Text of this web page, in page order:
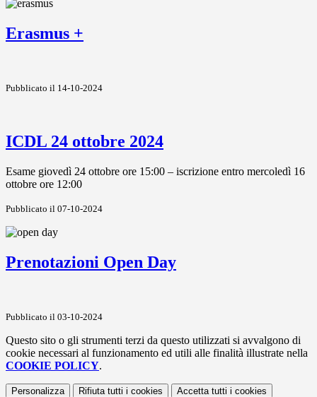
Erasmus +
Pubblicato il 14-10-2024
ICDL 24 ottobre 2024
Esame giovedì 24 ottobre ore 15:00 – iscrizione entro mercoledì 16
ottobre ore 12:00
Pubblicato il 07-10-2024
Prenotazioni Open Day
Pubblicato il 03-10-2024
Questo sito o gli strumenti terzi da questo utilizzati si avvalgono di
cookie necessari al funzionamento ed utili alle finalità illustrate nella
COOKIE POLICY.
Personalizza Rifiuta tutti i cookies Accetta tutti i cookies